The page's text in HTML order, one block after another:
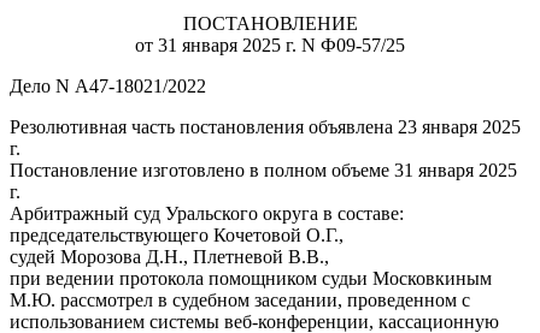
ПОСТАНОВЛЕНИЕ
от 31 января 2025 г. N Ф09-57/25
Дело N А47-18021/2022
Резолютивная часть постановления объявлена 23 января 2025
г.
Постановление изготовлено в полном объеме 31 января 2025
г.
Арбитражный суд Уральского округа в составе:
председательствующего Кочетовой О.Г.,
судей Морозова Д.Н., Плетневой В.В.,
при ведении протокола помощником судьи Московкиным
М.Ю. рассмотрел в судебном заседании, проведенном с
использованием системы веб-конференции, кассационную